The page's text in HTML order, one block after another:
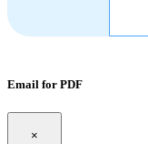
Email for PDF
×